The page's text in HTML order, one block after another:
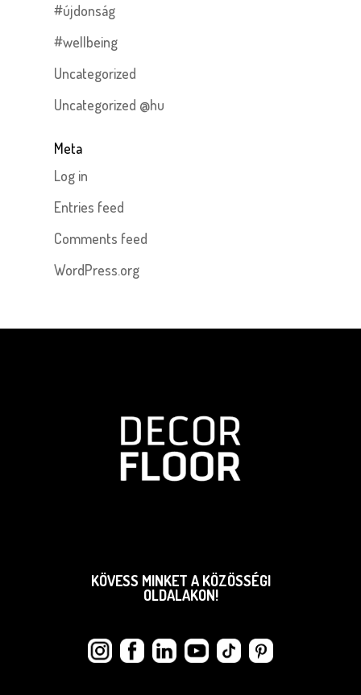
#újdonság
#wellbeing
Uncategorized
Uncategorized @hu
Meta
Log in
Entries feed
Comments feed
WordPress.org
KÖVESS MINKET A KÖZÖSSÉGI
OLDALAKON!